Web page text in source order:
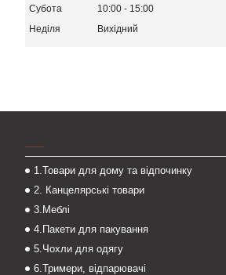
Субота
10:00
15:00
Неділя
Вихідний
1.Товари для дому та відпочинку
2. Канцелярські товари
3.Меблі
4.Пакети для пакування
5.Чохли для одягу
6.Тримери, відпарювачі